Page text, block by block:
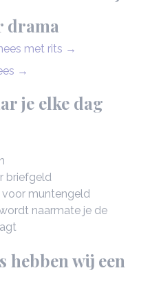
drama
met rits →
→
je elke dag
briefgeld
voor muntengeld
naarmate je de
hebben wij een